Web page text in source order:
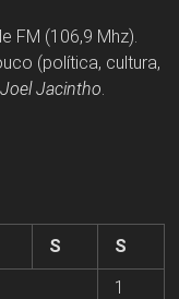
FM (106,9 Mhz).
(política, cultura,
Jacintho
S
S
1